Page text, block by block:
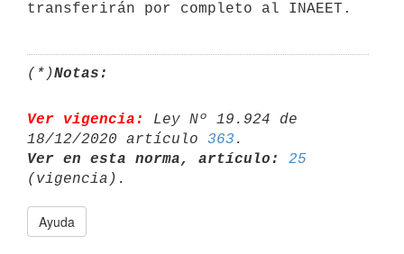
(*)Notas:
Ver vigencia:
Ley Nº 19.924 de
18/12/2020 artículo 363
Ver en esta norma, artículo:
25
Ayuda